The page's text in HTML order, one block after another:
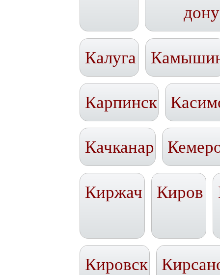
дону
Калуга
Карпинск
Качканар
Киржач Киров
Кировск